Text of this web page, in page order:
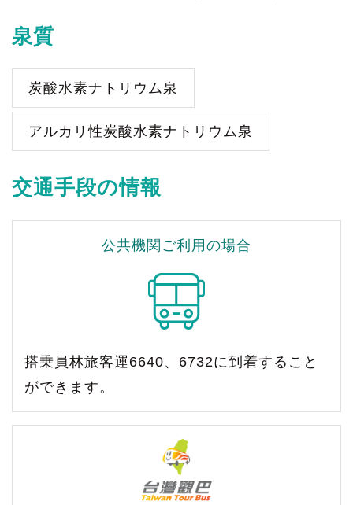
泉質
炭酸水素ナトリウム泉
アルカリ性炭酸水素ナトリウム泉
交通手段の情報
公共機関ご利用の場合
搭乗員林旅客運6640、6732に到着すること
ができます。